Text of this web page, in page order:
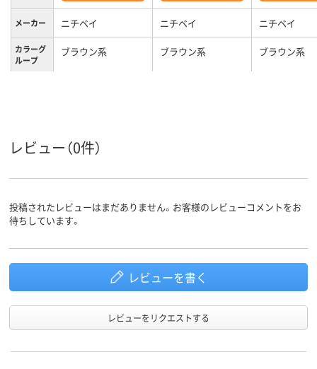
メーカー ニチベイ ニチベイ ニチベイ
カラーグ
ループ
ブラウン系 ブラウン系 ブラウン系
レビュー（0件）
投稿されたレビューはまだありません。お客様のレビューコメントをお
待ちしています。
レビューを書く
レビューをリクエストする